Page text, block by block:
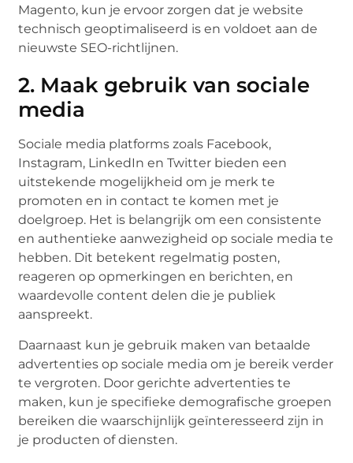
Magento, kun je ervoor zorgen dat je website
technisch geoptimaliseerd is en voldoet aan de
nieuwste SEO-richtlijnen.
2. Maak gebruik van sociale
media
Sociale media platforms zoals Facebook,
Instagram, LinkedIn en Twitter bieden een
uitstekende mogelijkheid om je merk te
promoten en in contact te komen met je
doelgroep. Het is belangrijk om een consistente
en authentieke aanwezigheid op sociale media te
hebben. Dit betekent regelmatig posten,
reageren op opmerkingen en berichten, en
waardevolle content delen die je publiek
aanspreekt.
Daarnaast kun je gebruik maken van betaalde
advertenties op sociale media om je bereik verder
te vergroten. Door gerichte advertenties te
maken, kun je specifieke demografische groepen
bereiken die waarschijnlijk geïnteresseerd zijn in
je producten of diensten.